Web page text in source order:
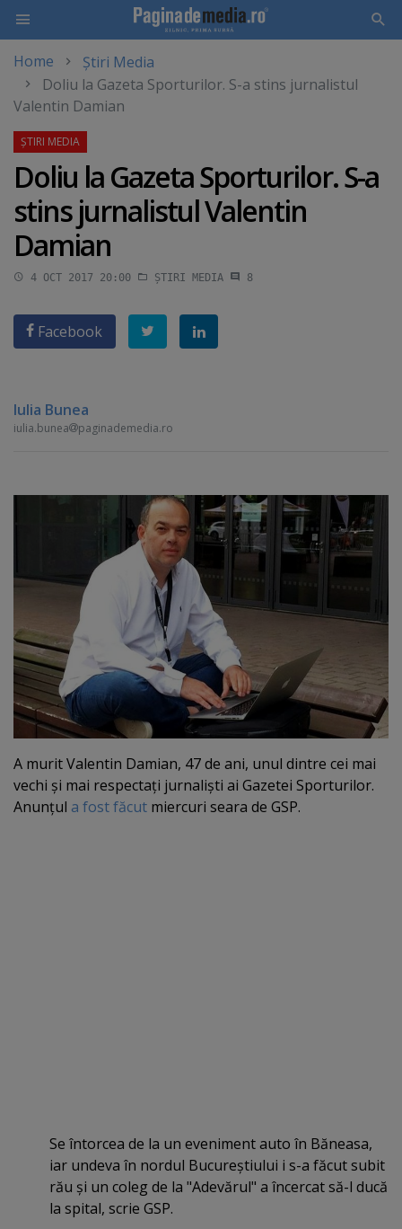
main
content
Home
Știri Media
Doliu la Gazeta Sporturilor. S-a stins jurnalistul
Valentin Damian
Doliu la Gazeta Sporturilor. S-a
stins jurnalistul Valentin
Damian
4 OCT 2017 20:00 ȘTIRI MEDIA 8
Facebook
Iulia Bunea
iulia.bunea paginademedia.ro
A murit Valentin Damian, 47 de ani, unul dintre cei mai
vechi şi mai respectaţi jurnalişti ai Gazetei Sporturilor.
Anunţul a fost făcut miercuri seara de GSP.
Se întorcea de la un eveniment auto în Băneasa,
iar undeva în nordul Bucureştiului i s-a făcut subit
rău şi un coleg de la "Adevărul" a încercat să-l ducă
la spital, scrie GSP.